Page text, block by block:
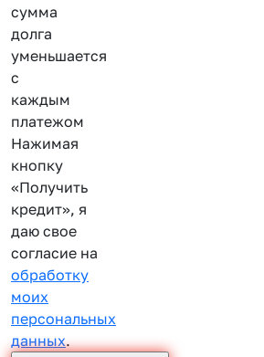
сумма
долга
уменьшается
с
каждым
платежом
Нажимая
кнопку
«Получить
кредит», я
даю свое
согласие на
обработку
моих
персональных
данных.